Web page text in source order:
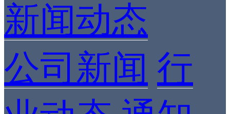
新闻动态
公司新闻 行